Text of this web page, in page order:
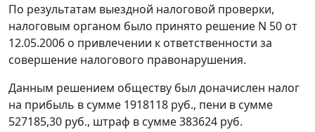
По результатам выездной налоговой проверки,
налоговым органом было принято решение N 50 от
12.05.2006 о привлечении к ответственности за
совершение налогового правонарушения.
Данным решением обществу был доначислен налог
на прибыль в сумме 1918118 руб., пени в сумме
527185,30 руб., штраф в сумме 383624 руб.